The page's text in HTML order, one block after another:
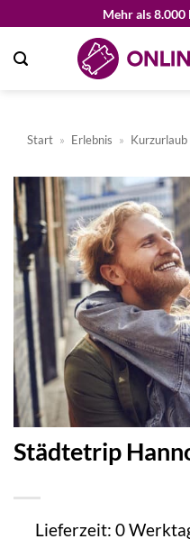
springen
Mehr als 8.000
Start » Erlebnis » Kurzurlaub
Städtetrip
Lieferzeit: 0